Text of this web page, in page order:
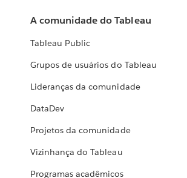
A comunidade do Tableau
Tableau Public
Grupos de usuários do Tableau
Lideranças da comunidade
DataDev
Projetos da comunidade
Vizinhança do Tableau
Programas acadêmicos